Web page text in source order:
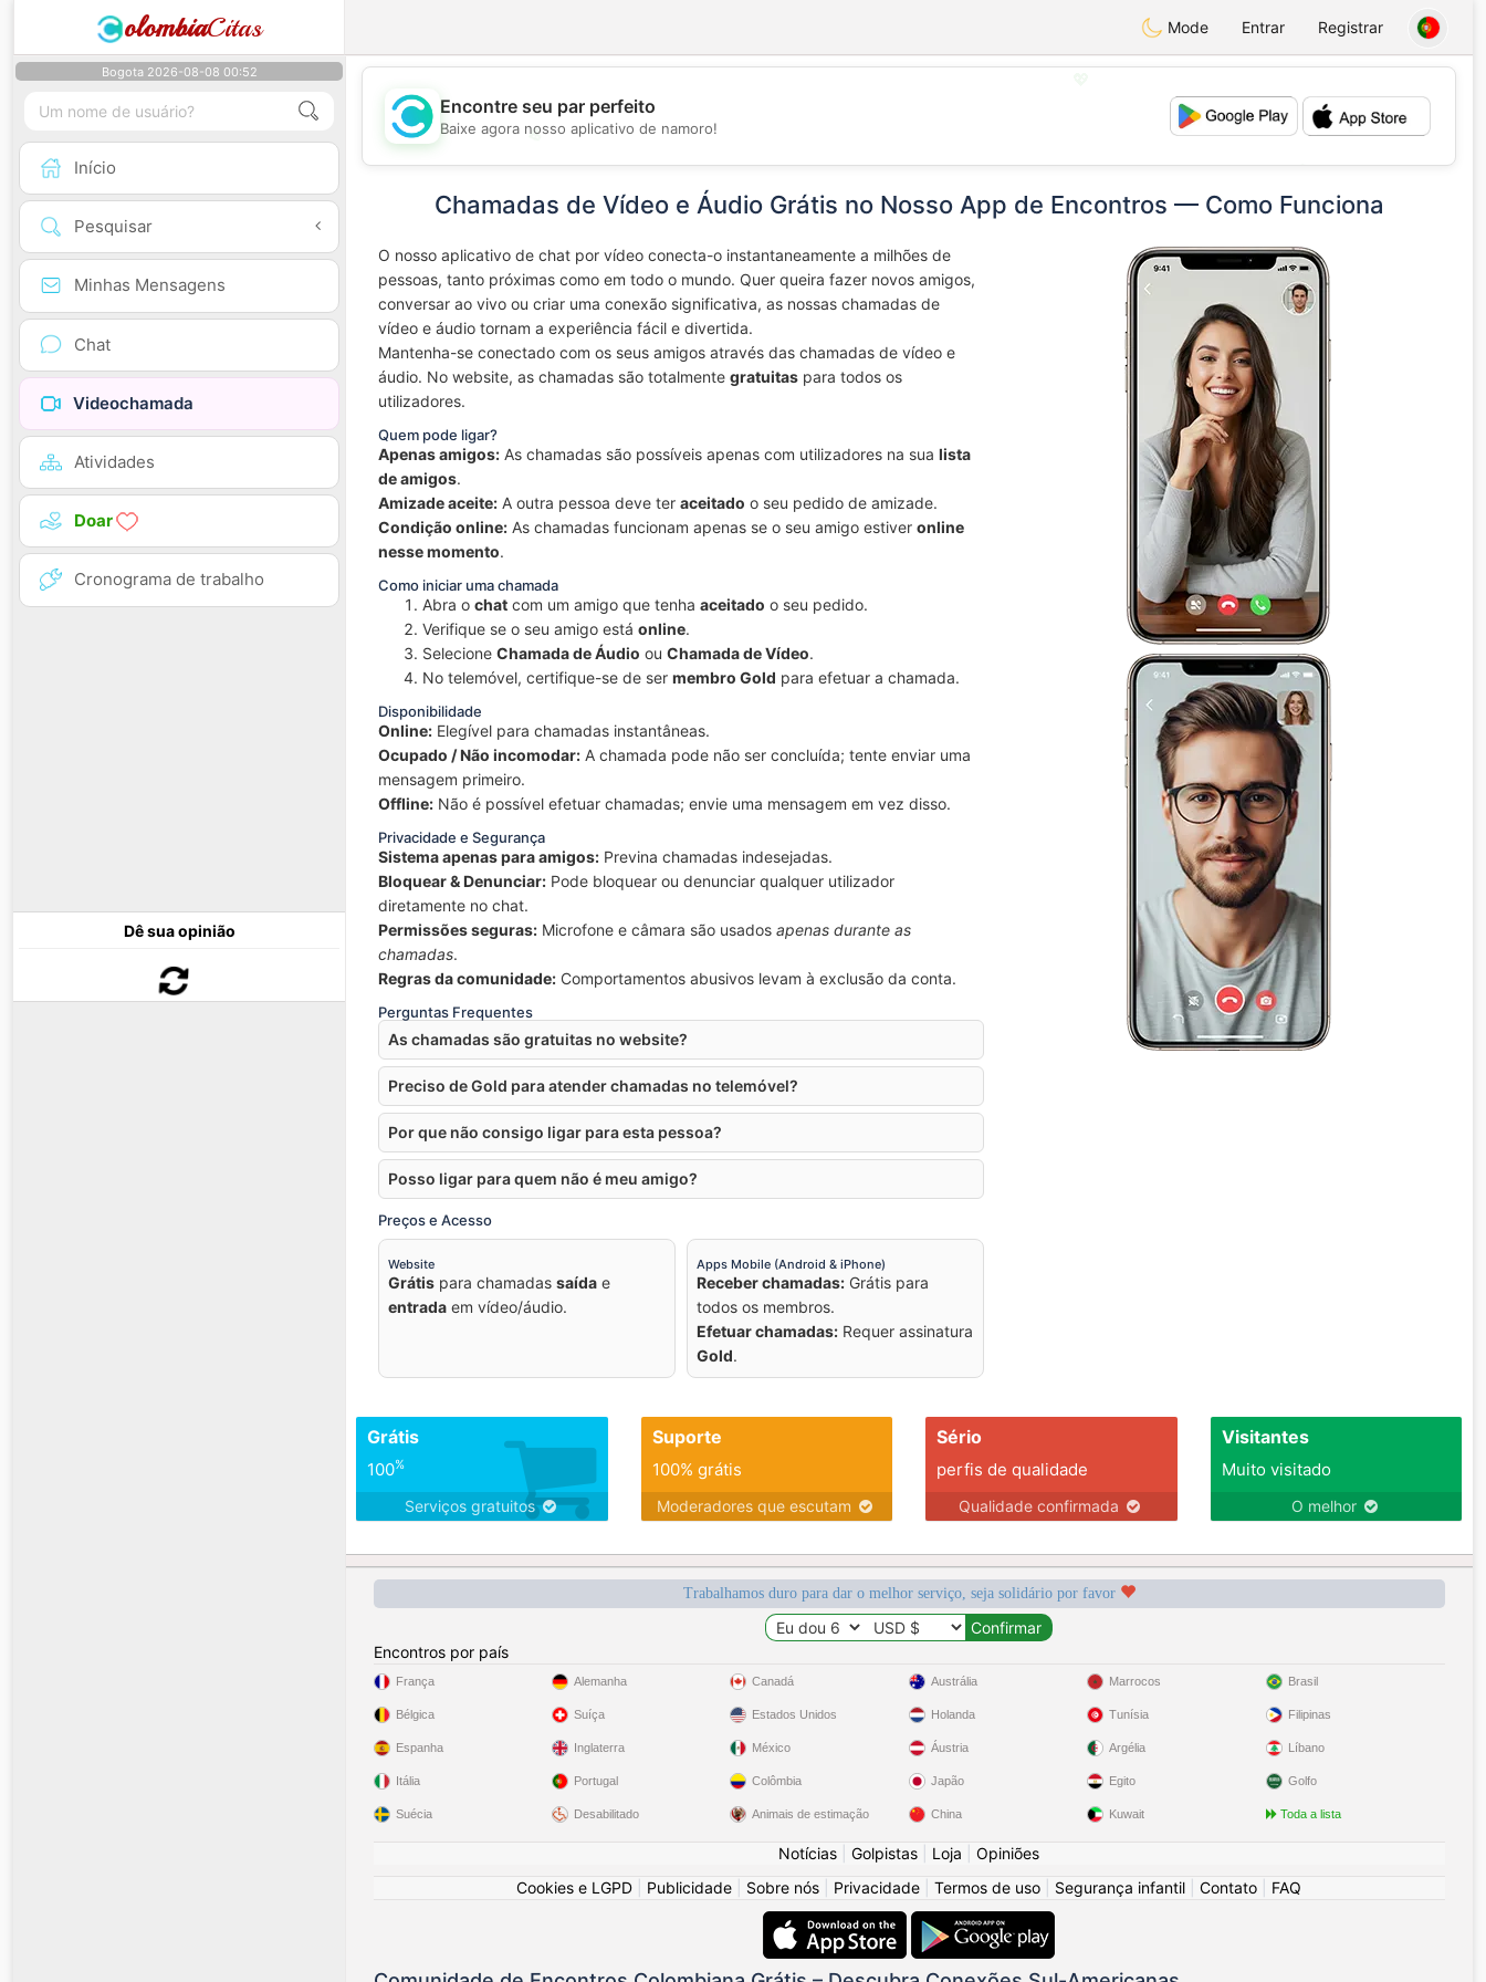
olombiaCitas Mode Entrar Registrar
Bogota 2026-08-08 00:52
Início
Pesquisar
Minhas Mensagens
Chat
Videochamada
Atividades
Doar
Cronograma de trabalho
Dê sua opinião
💖
💕
Encontre seu par perfeito
Baixe agora nosso aplicativo de namoro!
Chamadas de Vídeo e Áudio Grátis no Nosso App de Encontros — Como Funciona
O nosso aplicativo de chat por vídeo conecta-o instantaneamente a milhões de
pessoas, tanto próximas como em todo o mundo. Quer queira fazer novos amigos,
conversar ao vivo ou criar uma conexão significativa, as nossas chamadas de
vídeo e áudio tornam a experiência fácil e divertida.
Mantenha-se conectado com os seus amigos através das chamadas de vídeo e
áudio. No website, as chamadas são totalmente gratuitas para todos os
utilizadores.
Quem pode ligar?
Apenas amigos: As chamadas são possíveis apenas com utilizadores na sua lista
de amigos.
Amizade aceite: A outra pessoa deve ter aceitado o seu pedido de amizade.
Condição online: As chamadas funcionam apenas se o seu amigo estiver online
nesse momento.
Como iniciar uma chamada
Abra o chat com um amigo que tenha aceitado o seu pedido.
Verifique se o seu amigo está online.
Selecione Chamada de Áudio ou Chamada de Vídeo.
No telemóvel, certifique-se de ser membro Gold para efetuar a chamada.
Disponibilidade
Online: Elegível para chamadas instantâneas.
Ocupado / Não incomodar: A chamada pode não ser concluída; tente enviar uma
mensagem primeiro.
Offline: Não é possível efetuar chamadas; envie uma mensagem em vez disso.
Privacidade e Segurança
Sistema apenas para amigos: Previna chamadas indesejadas.
Bloquear & Denunciar: Pode bloquear ou denunciar qualquer utilizador
diretamente no chat.
Permissões seguras: Microfone e câmara são usados apenas durante as
chamadas.
Regras da comunidade: Comportamentos abusivos levam à exclusão da conta.
Perguntas Frequentes
As chamadas são gratuitas no website?
Preciso de Gold para atender chamadas no telemóvel?
Por que não consigo ligar para esta pessoa?
Posso ligar para quem não é meu amigo?
Preços e Acesso
Website
Grátis para chamadas saída e
entrada em vídeo/áudio.
Apps Mobile (Android & iPhone)
Receber chamadas:Grátis para
todos os membros.
Efetuar chamadas:Requer assinatura
Gold.
Grátis
100%
Serviços gratuitos
Suporte
100% grátis
Moderadores que escutam
Sério
perfis de qualidade
Qualidade confirmada
Visitantes
Muito visitado
O melhor
Trabalhamos duro para dar o melhor serviço, seja solidário por favor
Encontros por país
França
Bélgica
Espanha
Itália
Suécia
Alemanha
Suíça
Inglaterra
Portugal
Desabilitado
Canadá
Estados Unidos
México
Colômbia
Animais de estimação
Austrália
Holanda
Áustria
Japão
China
Marrocos
Tunísia
Argélia
Egito
Kuwait
Brasil
Filipinas
Líbano
Golfo
Toda a lista
Notícias Golpistas Loja
Opiniões
Cookies e LGPD
Publicidade Sobre nós Privacidade Termos de uso Segurança infantil Contato FAQ